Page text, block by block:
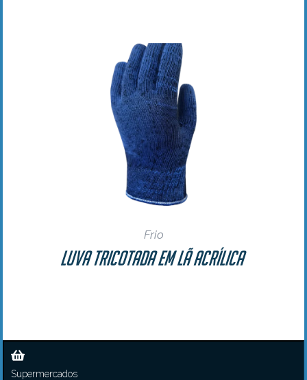
Frio
Luva Tricotada em Lã Acrílica
Supermercados